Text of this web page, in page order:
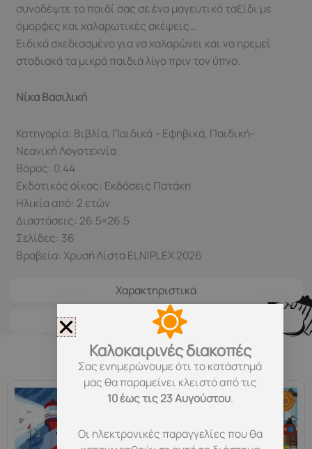
Χαρακτηριστικά
Μεταφορικά
συνοδέψτε το παιδί σας σε ένα μαγευτικό ταξίδι με
όμορφες και χαλαρωτικές σκέψεις…
Ειδικά σχεδιασμένο για να χαλαρώνει και να ηρεμεί
σταδιακά τα μικρά παιδιά λίγο πριν τον ύπνο.
Νίκα Βασιλική
Κατηγορία: Βιβλία, Παιδικά – Εφηβικά, Παιδική-
Νεανική Λογοτεχνία
Βάρος: 0,44
Εκδοτικός οίκος: Εκδόσεις Πατάκη
Ηλικία από: 2 ετών
Διαστάσεις: 26.5×26.5
Σελίδες: 36
Βραβεία: Χρυσή Λίστα ELNIPLEX 2026
Σχετικά προϊόντα
Καλοκαιρινές διακοπές
Σας ενημερώνουμε ότι το κατάστημά
μας θα παραμείνει κλειστό από τις
10 έως τις 23 Αυγούστου.
Οι ηλεκτρονικές παραγγελίες που θα